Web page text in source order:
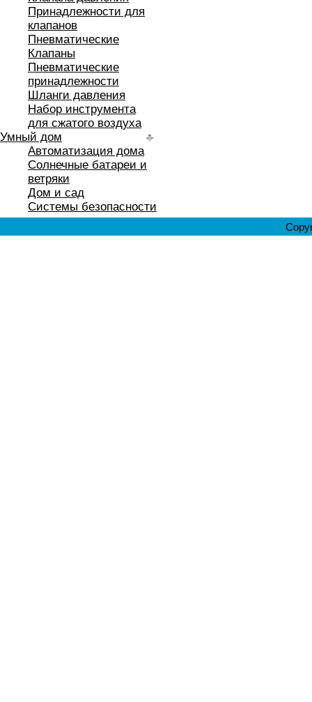
Принадлежности для
клапанов
Пневматические
Клапаны
Пневматические
принадлежности
Шланги давления
Набор инструмента
для сжатого воздуха
Умный дом
Автоматизация дома
Солнечные батареи и
ветряки
Дом и сад
Системы безопасности